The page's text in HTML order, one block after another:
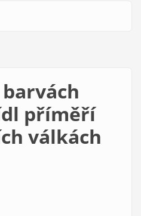
příměří
válkách